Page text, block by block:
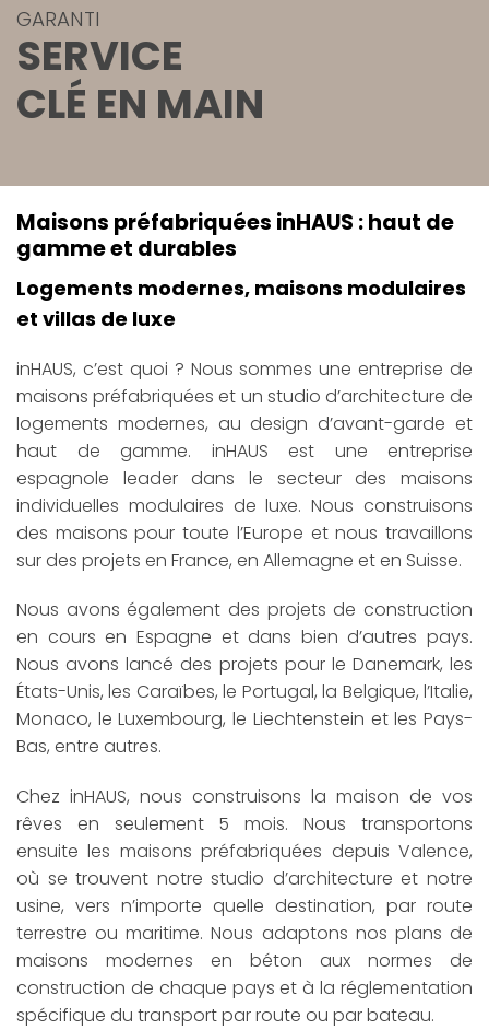
GARANTI
SERVICE
CLÉ EN MAIN
Maisons préfabriquées inHAUS : haut de
gamme et durables
Logements modernes, maisons modulaires
et villas de luxe
inHAUS, c’est quoi ? Nous sommes une entreprise de
maisons préfabriquées et un studio d’architecture de
logements modernes, au design d’avant-garde et
haut de gamme. inHAUS est une entreprise
espagnole leader dans le secteur des maisons
individuelles modulaires de luxe. Nous construisons
des maisons pour toute l’Europe et nous travaillons
sur des projets en France, en Allemagne et en Suisse.
Nous avons également des projets de construction
en cours en Espagne et dans bien d’autres pays.
Nous avons lancé des projets pour le Danemark, les
États-Unis, les Caraïbes, le Portugal, la Belgique, l’Italie,
Monaco, le Luxembourg, le Liechtenstein et les Pays-
Bas, entre autres.
Chez inHAUS, nous construisons la maison de vos
rêves en seulement 5 mois. Nous transportons
ensuite les maisons préfabriquées depuis Valence,
où se trouvent notre studio d’architecture et notre
usine, vers n’importe quelle destination, par route
terrestre ou maritime. Nous adaptons nos plans de
maisons modernes en béton aux normes de
construction de chaque pays et à la réglementation
spécifique du transport par route ou par bateau.